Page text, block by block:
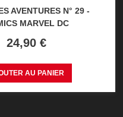
AVENTURES N° 29 -
MARVEL DC
Prix
24,90 €
AU PANIER